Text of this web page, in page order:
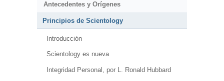
Antecedentes y Orígenes
Principios de Scientology
Introducción
Scientology es nueva
Integridad Personal, por L. Ronald Hubbard